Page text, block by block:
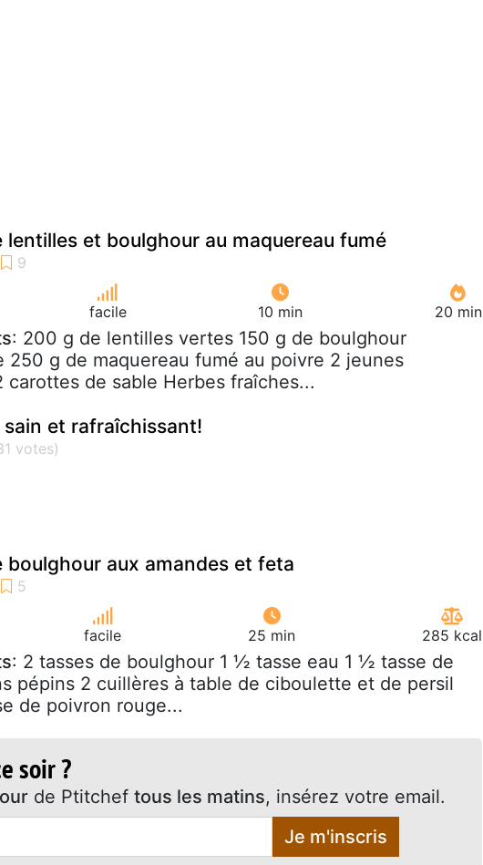
lentilles et boulghour au maquereau fumé
facile 10 min 20 min
: 200 g de lentilles vertes 150 g de boulghour
250 g de maquereau fumé au poivre 2 jeunes
carottes de sable Herbes fraîches...
sain et rafraîchissant!
boulghour aux amandes et feta
facile 25 min 285 kcal
: 2 tasses de boulghour 1 ½ tasse eau 1 ½ tasse de
pépins 2 cuillères à table de ciboulette et de persil
de poivron rouge...
soir ?
de Ptitchef tous les matins, insérez votre email.
Je m'inscris